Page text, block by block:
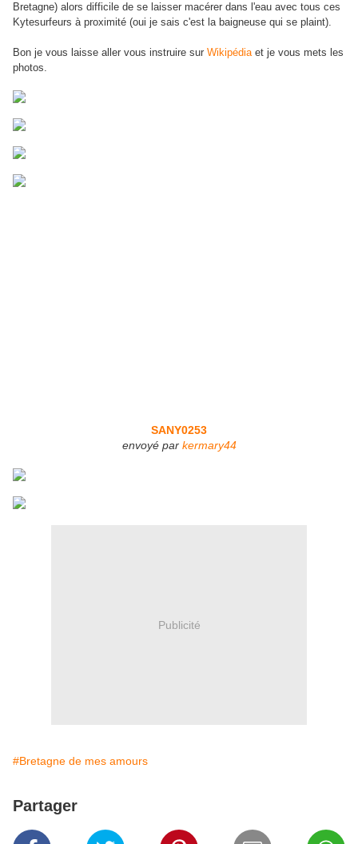
Bretagne) alors difficile de se laisser macérer dans l'eau avec tous ces
Kytesurfeurs à proximité (oui je sais c'est la baigneuse qui se plaint).
Bon je vous laisse aller vous instruire sur Wikipédiaet je vous mets les
photos.
SANY0253
envoyé par kermary44
Publicité
#Bretagne de mes amours
Partager